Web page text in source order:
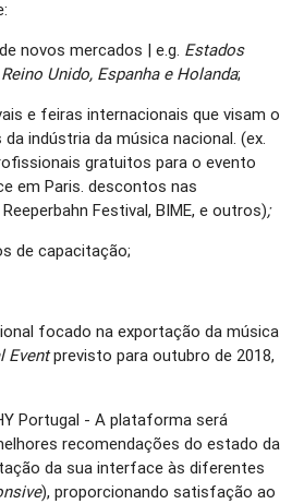
novos mercados | e.g. Estados
Unido, Espanha e Holanda;
e feiras internacionais que visam o
indústria da música nacional. (ex.
gratuitos para o evento
em Paris. descontos nas
Festival, BIME, e outros);
de capacitação;
focado na exportação da música
Eventprevisto para outubro de 2018,
Portugal - A plataforma será
recomendações do estado da
da sua interface às diferentes
), proporcionando satisfação ao